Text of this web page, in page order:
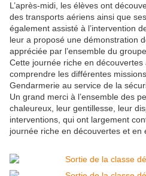
L’après-midi, les élèves ont
des transports aériens ainsi que
également assisté à l’intervention
leur a proposé une démonstration
appréciée par l’ensemble du groupe.
Cette journée riche en
comprendre les différentes
Gendarmerie au service de la
Un grand merci à l’ensemble des
chaleureux, leur gentillesse, leur
interventions, qui ont largement
journée riche en découvertes et en